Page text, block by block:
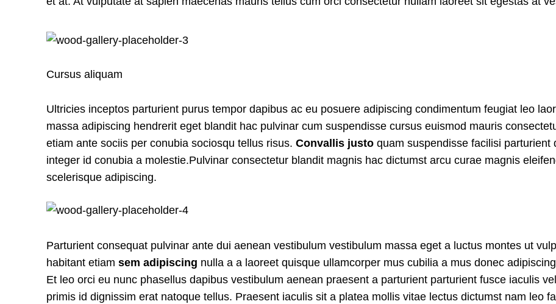
Cursus aliquam
Ultricies inceptos parturient purus tempor dapibus ac eu posuere adipiscing condimentum feugiat leo
massa adipiscing hendrerit eget blandit hac pulvinar cum suspendisse cursus euismod mauris
etiam ante sociis per conubia sociosqu tellus risus. Convallis justo quam suspendisse facilisi
integer id conubia a molestie.Pulvinar consectetur blandit magnis hac dictumst arcu curae magnis
scelerisque adipiscing.
Parturient consequat pulvinar ante dui aenean vestibulum vestibulum massa eget a luctus montes ut
habitant etiam sem adipiscing nulla a a laoreet quisque ullamcorper mus cubilia a mus donec
Et leo orci eu nunc phasellus dapibus vestibulum aenean praesent a parturient parturient fusce iaculis
primis id dignissim erat natoque tellus. Praesent iaculis sit a platea mollis vitae lectus dictumst nam leo